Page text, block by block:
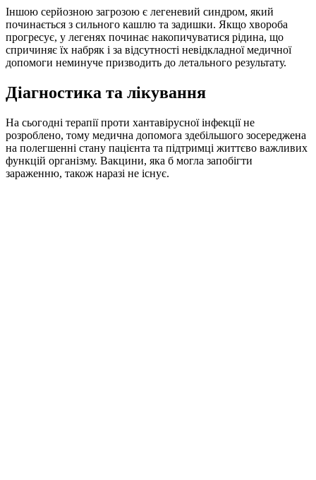
Іншою серйозною загрозою є легеневий синдром, який
починається з сильного кашлю та задишки. Якщо хвороба
прогресує, у легенях починає накопичуватися рідина, що
спричиняє їх набряк і за відсутності невідкладної медичної
допомоги неминуче призводить до летального результату.
Діагностика та лікування
На сьогодні терапії проти хантавірусної інфекції не
розроблено, тому медична допомога здебільшого зосереджена
на полегшенні стану пацієнта та підтримці життєво важливих
функцій організму. Вакцини, яка б могла запобігти
зараженню, також наразі не існує.